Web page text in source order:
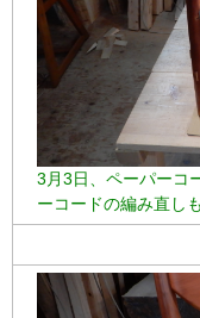
3月3日、ペーパーコ
ーコードの編み直し